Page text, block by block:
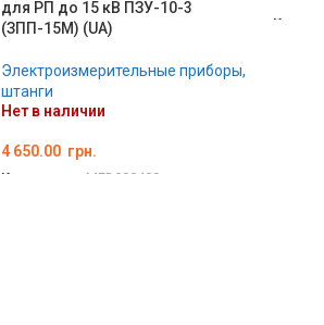
для РП до 15 кВ ПЗУ-10-3
(ЗПП-15М) (UA)
Электроизмерительные приборы,
штанги
Нет в наличии
4 650.00 грн.
Код товара: MED000408
Код